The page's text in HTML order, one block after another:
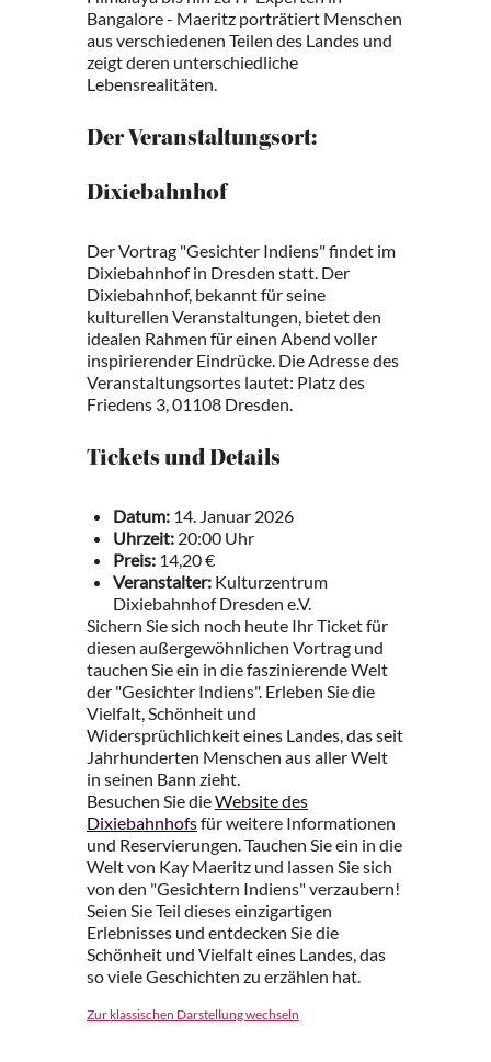
Bangalore - Maeritz porträtiert Menschen
aus verschiedenen Teilen des Landes und
zeigt deren unterschiedliche
Lebensrealitäten.
Der Veranstaltungsort:
Dixiebahnhof
Der Vortrag "Gesichter Indiens" findet im
Dixiebahnhof in Dresden statt. Der
Dixiebahnhof, bekannt für seine
kulturellen Veranstaltungen, bietet den
idealen Rahmen für einen Abend voller
inspirierender Eindrücke. Die Adresse des
Veranstaltungsortes lautet: Platz des
Friedens 3, 01108 Dresden.
Tickets und Details
Datum: 14. Januar 2026
Uhrzeit: 20:00 Uhr
Preis: 14,20 €
Veranstalter: Kulturzentrum
Dixiebahnhof Dresden e.V.
Sichern Sie sich noch heute Ihr Ticket für
diesen außergewöhnlichen Vortrag und
tauchen Sie ein in die faszinierende Welt
der "Gesichter Indiens". Erleben Sie die
Vielfalt, Schönheit und
Widersprüchlichkeit eines Landes, das seit
Jahrhunderten Menschen aus aller Welt
in seinen Bann zieht.
Besuchen Sie dieWebsite des
Dixiebahnhofsfür weitere Informationen
und Reservierungen. Tauchen Sie ein in die
Welt von Kay Maeritz und lassen Sie sich
von den "Gesichtern Indiens" verzaubern!
Seien Sie Teil dieses einzigartigen
Erlebnisses und entdecken Sie die
Schönheit und Vielfalt eines Landes, das
so viele Geschichten zu erzählen hat.
Zur klassischen Darstellung wechseln